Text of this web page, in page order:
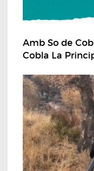
Amb So de
Cobla La